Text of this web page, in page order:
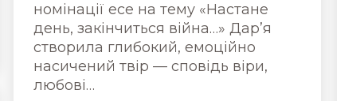
номінації есе на тему «Настане
день, закінчиться війна…» Дар’я
створила глибокий, емоційно
насичений твір — сповідь віри,
любові…